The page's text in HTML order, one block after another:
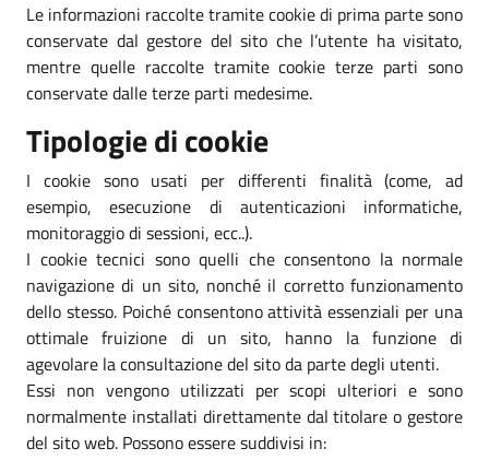
Le informazioni raccolte tramite cookie di prima parte sono
conservate dal gestore del sito che l’utente ha visitato,
mentre quelle raccolte tramite cookie terze parti sono
conservate dalle terze parti medesime.
Tipologie di cookie
I cookie sono usati per differenti finalità (come, ad
esempio, esecuzione di autenticazioni informatiche,
monitoraggio di sessioni, ecc..).
I cookie tecnici sono quelli che consentono la normale
navigazione di un sito, nonché il corretto funzionamento
dello stesso. Poiché consentono attività essenziali per una
ottimale fruizione di un sito, hanno la funzione di
agevolare la consultazione del sito da parte degli utenti.
Essi non vengono utilizzati per scopi ulteriori e sono
normalmente installati direttamente dal titolare o gestore
del sito web. Possono essere suddivisi in: